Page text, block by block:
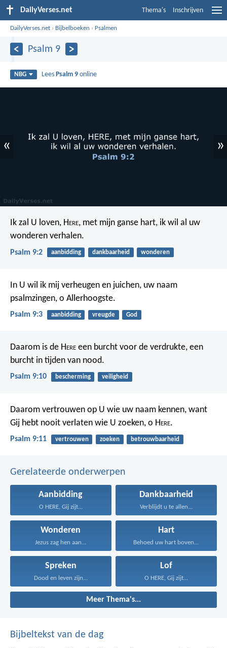
DailyVerses.net Thema's Inschrijven
DailyVerses.net › Bijbelboeken › Psalmen
Psalm 9
NBG Lees Psalm 9 online
« »
Ik zal U loven, Here, met mijn ganse hart, ik wil al uw
wonderen verhalen.
Psalm 9:2 aanbidding dankbaarheid wonderen
In U wil ik mij verheugen en juichen, uw naam
psalmzingen, o Allerhoogste.
Psalm 9:3 aanbidding vreugde God
Daarom is de Here een burcht voor de verdrukte, een
burcht in tijden van nood.
Psalm 9:10 bescherming veiligheid
Daarom vertrouwen op U wie uw naam kennen, want
Gij hebt nooit verlaten wie U zoeken, o Here.
Psalm 9:11 vertrouwen zoeken betrouwbaarheid
Gerelateerde onderwerpen
Aanbidding
O HERE, Gij zijt...
Dankbaarheid
Verblijdt u te allen...
Wonderen
Jezus zag hen aan...
Hart
Behoed uw hart boven...
Spreken
Dood en leven zijn...
Lof
O HERE, Gij zijt...
Meer Thema's...
Bijbeltekst van de dag